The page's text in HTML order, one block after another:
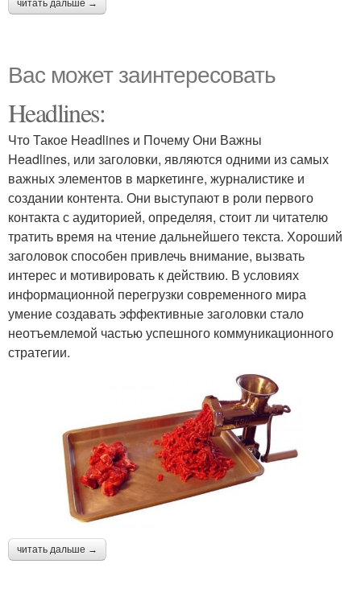
читать дальше →
Вас может заинтересовать
Headlines:
Что Такое Headlines и Почему Они Важны
Headlines, или заголовки, являются одними из самых
важных элементов в маркетинге, журналистике и
создании контента. Они выступают в роли первого
контакта с аудиторией, определяя, стоит ли читателю
тратить время на чтение дальнейшего текста. Хороший
заголовок способен привлечь внимание, вызвать
интерес и мотивировать к действию. В условиях
информационной перегрузки современного мира
умение создавать эффективные заголовки стало
неотъемлемой частью успешного коммуникационного
стратегии.
читать дальше →